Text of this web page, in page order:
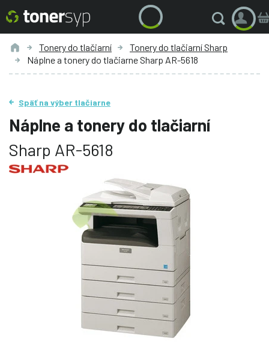
Tonery do tlačiarní
Tonery do tlačiarní Sharp
Náplne a tonery do tlačiarne Sharp AR-5618
Späť na výber tlačiarne
Náplne a tonery do tlačiarní
Sharp AR-5618